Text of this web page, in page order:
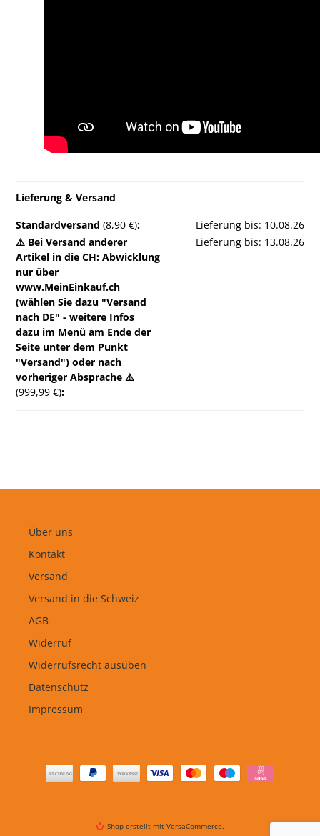
Lieferung & Versand
Standardversand (8,90 €):
Lieferung bis: 10.08.26
⚠️ Bei Versand anderer
Artikel in die CH: Abwicklung
nur über
www.MeinEinkauf.ch
(wählen Sie dazu "Versand
nach DE" - weitere Infos
dazu im Menü am Ende der
Seite unter dem Punkt
"Versand") oder nach
vorheriger Absprache ⚠️
(999,99 €):
Lieferung bis: 13.08.26
Über uns
Kontakt
Versand
Versand in die Schweiz
AGB
Widerruf
Widerrufsrecht ausüben
Datenschutz
Impressum
Zahlungsarten
Shop erstellt mit VersaCommerce.